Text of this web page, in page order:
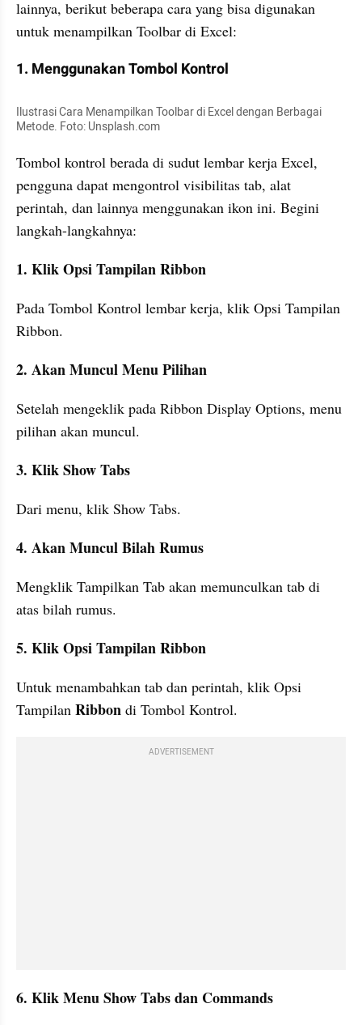
lainnya, berikut beberapa cara yang bisa digunakan
untuk menampilkan Toolbar di Excel:
1. Menggunakan Tombol Kontrol
Ilustrasi Cara Menampilkan Toolbar di Excel dengan Berbagai
Metode. Foto: Unsplash.com
Tombol kontrol berada di sudut lembar kerja Excel,
pengguna dapat mengontrol visibilitas tab, alat
perintah, dan lainnya menggunakan ikon ini. Begini
langkah-langkahnya:
1. Klik Opsi Tampilan Ribbon
Pada Tombol Kontrol lembar kerja, klik Opsi Tampilan
Ribbon.
2. Akan Muncul Menu Pilihan
Setelah mengeklik pada Ribbon Display Options, menu
pilihan akan muncul.
3. Klik Show Tabs
Dari menu, klik Show Tabs.
4. Akan Muncul Bilah Rumus
Mengklik Tampilkan Tab akan memunculkan tab di
atas bilah rumus.
5. Klik Opsi Tampilan Ribbon
Untuk menambahkan tab dan perintah, klik Opsi
Tampilan Ribbon di Tombol Kontrol.
ADVERTISEMENT
6. Klik Menu Show Tabs dan Commands